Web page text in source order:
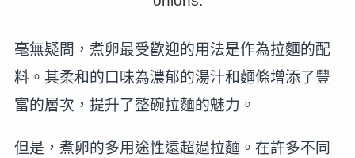
毫無疑問，煮卵最受歡迎的用法是作為拉麵的配
料。其柔和的口味為濃郁的湯汁和麵條增添了豐
富的層次，提升了整碗拉麵的魅力。
但是，煮卵的多用途性遠超過拉麵。在許多不同